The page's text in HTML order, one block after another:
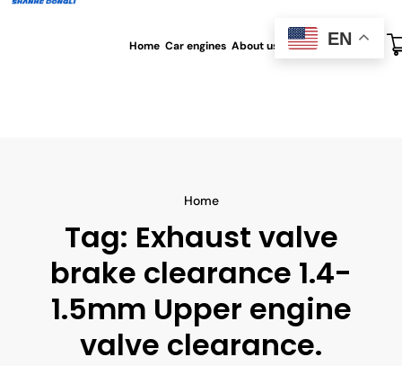
Home Car engines About us All blog Contact us
Home
Tag: Exhaust valve
brake clearance 1.4-
1.5mm Upper engine
valve clearance.
EN